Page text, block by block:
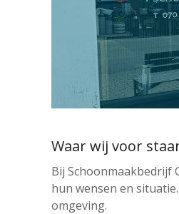
Waar wij voor
Bij Schoonmaakbedrijf
hun wensen en
omgeving.